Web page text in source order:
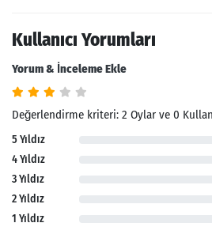
Kullanıcı Yorumları
Yorum & İnceleme Ekle
Değerlendirme kriteri: 2 Oylar ve 0
5 Yıldız
4 Yıldız
3 Yıldız
2 Yıldız
1 Yıldız